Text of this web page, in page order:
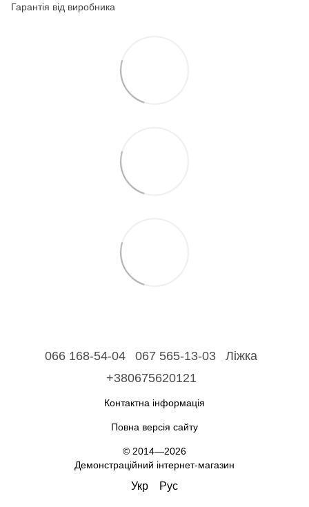
Гарантія від виробника
066 168-54-04 067 565-13-03
Ліжка
+380675620121
Контактна інформація
Повна версія сайту
© 2014—2026
Демонстраційний інтернет-магазин
Укр Рус